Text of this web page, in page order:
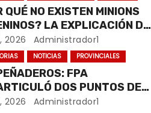
QUÉ NO EXISTEN MINIONS
LA EXPLICACIÓN DE
QUE VOLVIÓ A
2026 Administrador1
NOTICIAS PROVINCIALES
FPA
DOS PUNTOS DE
DE DROGAS. TRES
2026 Administrador1